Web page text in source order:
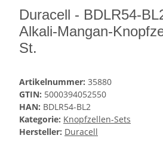
Duracell - BDLR54-
Alkali-Mangan-
St.
Artikelnummer: 35880
GTIN: 5000394052550
HAN: BDLR54-BL2
Kategorie: Knopfzellen-Sets
Hersteller: Duracell